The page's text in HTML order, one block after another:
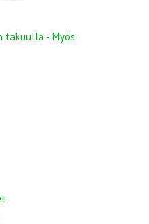
takuulla - Myös